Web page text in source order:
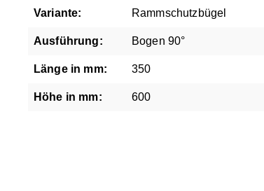
Variante: Rammschutzbügel
Ausführung: Bogen 90°
Länge in mm: 350
Höhe in mm: 600